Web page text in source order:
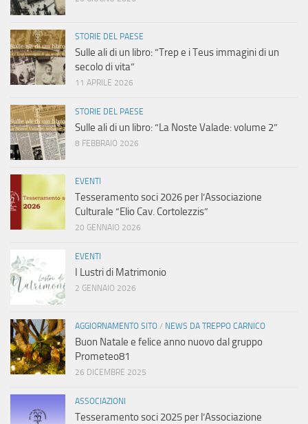
e
a
g
o
STORIE DEL PAESE
Sulle ali di un libro: “Trep e i Teus immagini di un
secolo di vita”
11 APRILE 2026
STORIE DEL PAESE
Sulle ali di un libro: “La Noste Valade: volume 2”
8 FEBBRAIO 2026
EVENTI
Tesseramento soci 2026 per l’Associazione
Culturale “Elio Cav. Cortolezzis”
20 GENNAIO 2026
EVENTI
I Lustri di Matrimonio
2 GENNAIO 2026
AGGIORNAMENTO SITO / NEWS DA TREPPO CARNICO
Buon Natale e felice anno nuovo dal gruppo
Prometeo81
26 DICEMBRE 2025
ASSOCIAZIONI
Tesseramento soci 2025 per l’Associazione